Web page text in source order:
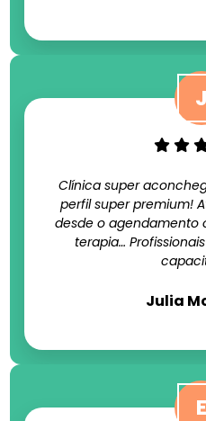
Clínica super
perfil super premium!
desde o agendamento
terapia…
Julia